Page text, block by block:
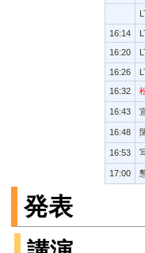
16:14
16:20
16:26
16:32
16:43
16:48
16:53
17:00
発表